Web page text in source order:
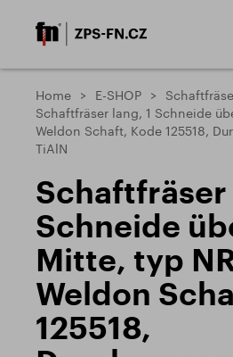
Home E-SHOP
Schaftfräser lang, 1 Schneide
Weldon Schaft, Kode 125518,
TiAlN
Schaftfräser
Schneide
Mitte, typ
Weldon
125518,